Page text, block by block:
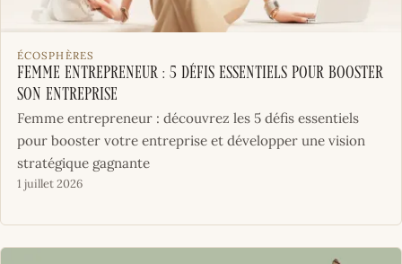
ÉCOSPHÈRES
Femme entrepreneur : 5 défis essentiels pour booster
son entreprise
Femme entrepreneur : découvrez les 5 défis essentiels
pour booster votre entreprise et développer une vision
stratégique gagnante
1 juillet 2026